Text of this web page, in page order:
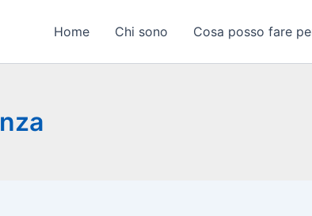
Home Chi sono Cosa posso fare